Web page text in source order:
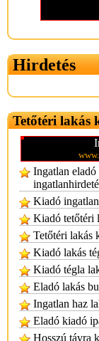
Hirdetés
Tetőtéri lakás
Ingatlan eladó
Kiadó
Kiadó tetőtéri
Tetőtéri lakás
Kiadó lakás
Kiadó tégla
Eladó lakás
Ingatlan haz
Eladó kiadó
Hosszú távra